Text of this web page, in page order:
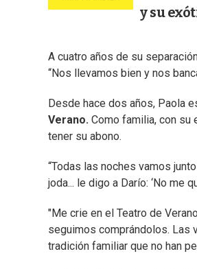
y su
A cuatro años de su
“Nos llevamos bien y nos
Desde hace dos años, Paola
Verano. Como familia, con su
tener su abono.
“Todas las noches vamos
joda... le digo a Darío: ‘No me
"Me crie en el Teatro de
seguimos comprándolos. Las
tradición familiar que no han